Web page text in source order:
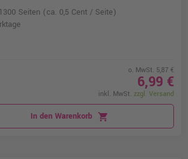
Seiten (ca. 0,5 Cent / Seite)
o. MwSt. 5,87 €
6,99 €
inkl. MwSt. zzgl. Versand
In den Warenkorb shopping_cart